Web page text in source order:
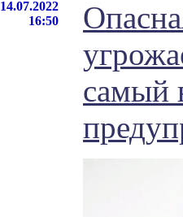
14.07.2022
16:50
самый